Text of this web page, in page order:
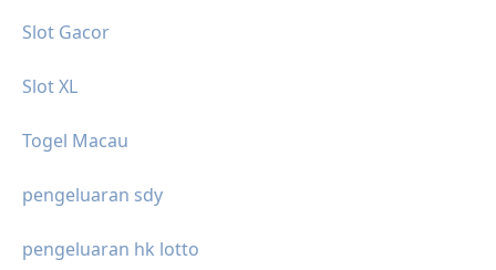
Slot Gacor
Slot XL
Togel Macau
pengeluaran sdy
pengeluaran hk lotto